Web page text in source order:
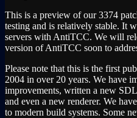
This is a preview of our 3374
testing and is relatively stable. It
servers with AntiTCC. We will
version of AntiTCC soon to
Please note that this is the first
2004 in over 20 years. We have
improvements, written a new
and even a new renderer. We
to modern build systems. Some